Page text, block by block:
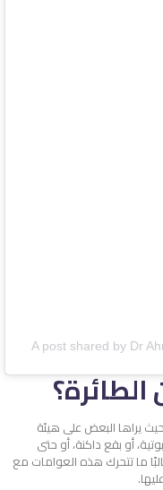
A post shared by Dr
يراها البعض على هيئة
أو بقع داكنة، أو حتى
ما تتحرك هذه العوامات مع